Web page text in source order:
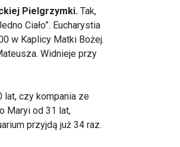
Pielgrzymki. Tak,
Ciało”. Eucharystia
w Kaplicy Matki Bożej.
Widnieje przy
lat, czy kompania ze
Maryi od 31 lat,
przyjdą już 34 raz.